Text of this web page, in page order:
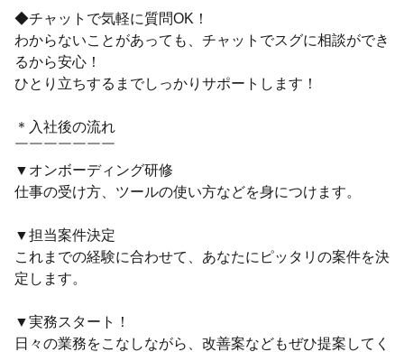
◆チャットで気軽に質問OK！
わからないことがあっても、チャットでスグに相談ができ
るから安心！
ひとり立ちするまでしっかりサポートします！
＊入社後の流れ
￣￣￣￣￣￣￣
▼オンボーディング研修
仕事の受け方、ツールの使い方などを身につけます。
▼担当案件決定
これまでの経験に合わせて、あなたにピッタリの案件を決
定します。
▼実務スタート！
日々の業務をこなしながら、改善案などもぜひ提案してく